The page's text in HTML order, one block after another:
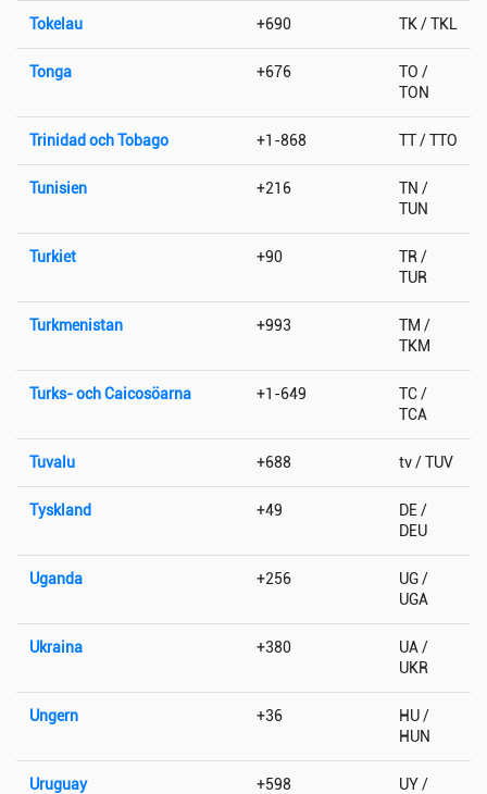
Tokelau +690 TK / TKL
Tonga +676
TO /
TON
Trinidad och Tobago +1-868 TT / TTO
Tunisien +216
TN /
TUN
Turkiet +90
TR /
TUR
Turkmenistan +993
TM /
TKM
Turks- och Caicosöarna +1-649
TC /
TCA
Tuvalu +688 tv / TUV
Tyskland +49
DE /
DEU
Uganda +256
UG /
UGA
Ukraina +380
UA /
UKR
Ungern +36
HU /
HUN
Uruguay +598
UY /